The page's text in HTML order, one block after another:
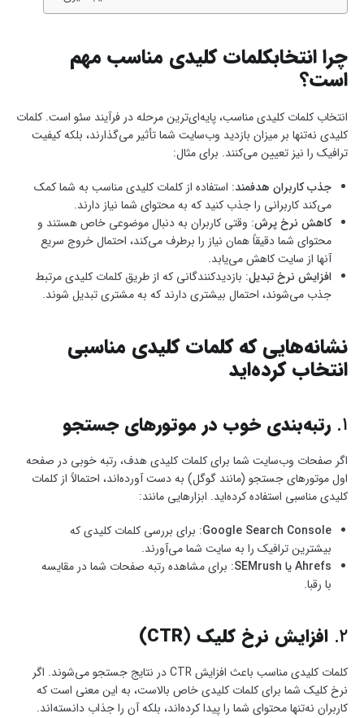
چرا انتخابکلمات کلیدی مناسب مهم
است؟
انتخاب کلمات کلیدی مناسب، پایه‌ای‌ترین مرحله در فرآیند سئو است. کلمات
کلیدی نه‌تنها بر میزان بازدید وب‌سایت شما تأثیر می‌گذارند، بلکه کیفیت
ترافیک را نیز تعیین می‌کنند. برای مثال:
جذب کاربران هدفمند: استفاده از کلمات کلیدی مناسب به شما کمک
می‌کند کاربرانی را جذب کنید که به محتوای شما نیاز دارند.
کاهش نرخ پرش: وقتی کاربران به دنبال موضوعی خاص هستند و
محتوای شما دقیقاً همان نیاز را برطرف می‌کند، احتمال خروج سریع
آنها از سایت کاهش می‌یابد.
افزایش نرخ تبدیل: بازدیدکنندگانی که از طریق کلمات کلیدی مرتبط
جذب می‌شوند، احتمال بیشتری دارند که به مشتری تبدیل شوند.
نشانه‌هایی که کلمات کلیدی مناسبی
انتخاب کرده‌اید
۱. رتبه‌بندی خوب در موتورهای جستجو
اگر صفحات وب‌سایت شما برای کلمات کلیدی هدف، رتبه خوبی در صفحه
اول موتورهای جستجو (مانند گوگل) به دست آورده‌اند، احتمالاً از کلمات
کلیدی مناسبی استفاده کرده‌اید. ابزارهایی مانند:
Google Search Console: برای بررسی کلمات کلیدی که
بیشترین ترافیک را به سایت شما می‌آورند.
Ahrefs یا SEMrush
: برای مشاهده رتبه صفحات شما در مقایسه
با رقبا.
۲. افزایش نرخ کلیک (CTR)
کلمات کلیدی مناسب باعث افزایش CTR در نتایج جستجو می‌شوند. اگر
نرخ کلیک شما برای کلمات کلیدی خاص بالاست، به این معنی است که
کاربران نه‌تنها محتوای شما را پیدا کرده‌اند، بلکه آن را جذاب دانسته‌اند.